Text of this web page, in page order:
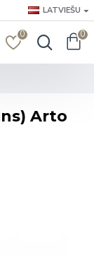
LATVIEŠU
0 0
Arto